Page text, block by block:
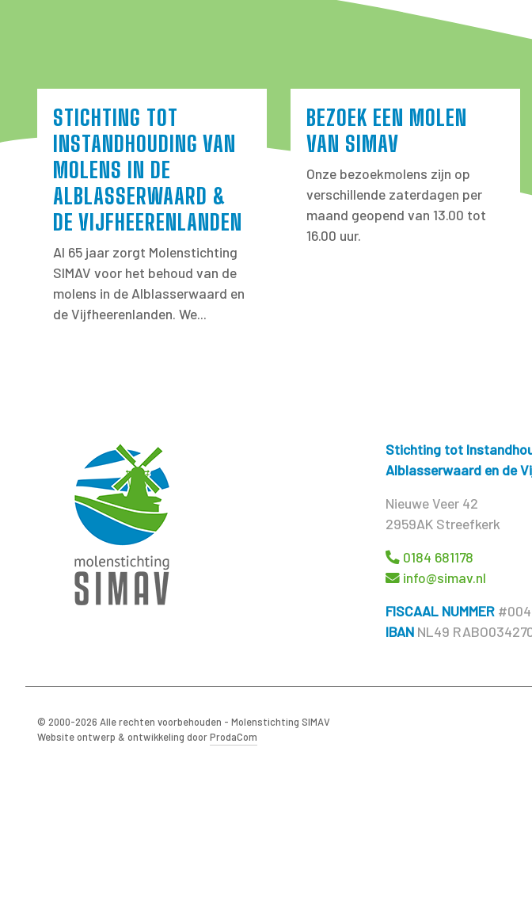
STICHTING TOT
INSTANDHOUDING VAN
MOLENS IN DE
ALBLASSERWAARD &
DE VIJFHEERENLANDEN
Al 65 jaar zorgt Molenstichting
SIMAV voor het behoud van de
molens in de Alblasserwaard en
de Vijfheerenlanden. We...
BEZOEK EEN MOLEN
VAN SIMAV
Onze bezoekmolens zijn op
verschillende zaterdagen per
maand geopend van 13.00 tot
16.00 uur.
Stichting tot
Alblasserwaard en de
Nieuwe Veer 42
2959AK Streefkerk
0184 681178
info@simav.nl
FISCAAL NUMMER
IBAN NL49
© 2000-2026 Alle rechten voorbehouden - Molenstichting SIMAV
Website ontwerp & ontwikkeling doorProdaCom